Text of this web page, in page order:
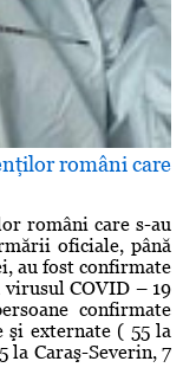
români care
români care s-au
oficiale, până
au fost confirmate
virusul COVID – 19
confirmate
şi externate ( 55 la
la Caraş-Severin, 7